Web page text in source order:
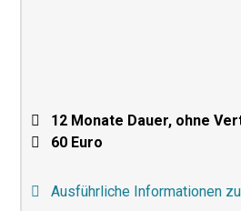
12 Monate Dauer, ohne
60 Euro
Ausführliche Informationen